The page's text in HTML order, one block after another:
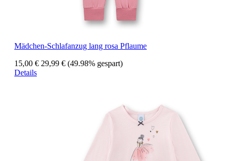
Mädchen-Schlafanzug lang rosa Pflaume
15,00 € 29,99 € (49.98% gespart)
Details